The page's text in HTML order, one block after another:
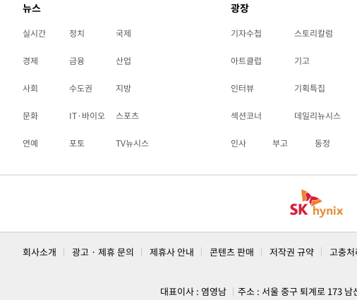
뉴스
실시간 정치 국제
경제 금융 산업
사회 수도권 지방
문화 IT·바이오 스포츠
연예 포토 TV뉴시스
광장
기자수첩 스토리칼럼
아트클럽 기고
인터뷰 기획특집
섹션코너 데일리뉴시스
인사 부고 동정
회사소개 광고 · 제휴 문의 제휴사 안내 콘텐츠 판매 저작권 규약 고충처
대표이사 : 염영남 주소 : 서울 중구 퇴계로 173